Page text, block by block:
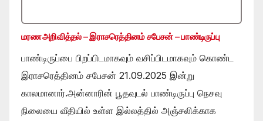
மரண அறிவித்தல் – இராசரெத்தினம் சபேசன் – பாண்டிருப்பு
பாண்டிருப்பை பிறப்பிடமாகவும் வசிப்பிடமாகவும் கொண்ட
இராசரெத்தினம் சபேசன் 21.09.2025 இன்று
காலமானார்.அன்னாரின் பூதவுடல் பாண்டிருப்பு நெசவு
நிலையை வீதியில் உள்ள இல்லத்தில் அஞ்சலிக்காக